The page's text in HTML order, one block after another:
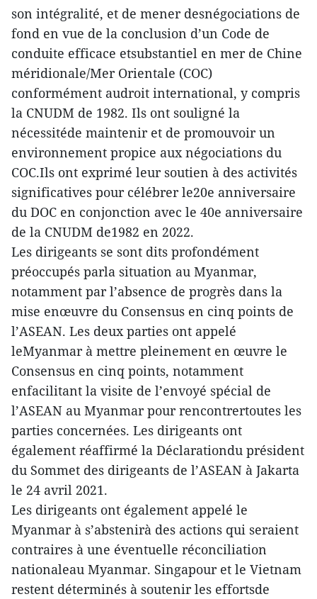
son intégralité, et de mener desnégociations de
fond en vue de la conclusion d’un Code de
conduite efficace etsubstantiel en mer de Chine
méridionale/Mer Orientale (COC)
conformément audroit international, y compris
la CNUDM de 1982. Ils ont souligné la
nécessitéde maintenir et de promouvoir un
environnement propice aux négociations du
COC.Ils ont exprimé leur soutien à des activités
significatives pour célébrer le20e anniversaire
du DOC en conjonction avec le 40e anniversaire
de la CNUDM de1982 en 2022.
Les dirigeants se sont dits profondément
préoccupés parla situation au Myanmar,
notamment par l’absence de progrès dans la
mise enœuvre du Consensus en cinq points de
l’ASEAN. Les deux parties ont appelé
leMyanmar à mettre pleinement en œuvre le
Consensus en cinq points, notamment
enfacilitant la visite de l’envoyé spécial de
l’ASEAN au Myanmar pour rencontrertoutes les
parties concernées. Les dirigeants ont
également réaffirmé la Déclarationdu président
du Sommet des dirigeants de l’ASEAN à Jakarta
le 24 avril 2021.
Les dirigeants ont également appelé le
Myanmar à s’abstenirà des actions qui seraient
contraires à une éventuelle réconciliation
nationaleau Myanmar. Singapour et le Vietnam
restent déterminés à soutenir les effortsde